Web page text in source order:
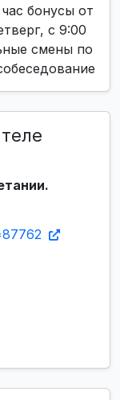
бонусы от
с 9:00
смены по